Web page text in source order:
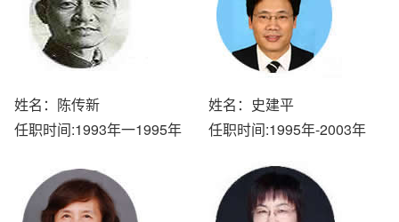
姓名：陈传新
任职时间:1993年一1995年
姓名：史建平
任职时间:1995年-2003年